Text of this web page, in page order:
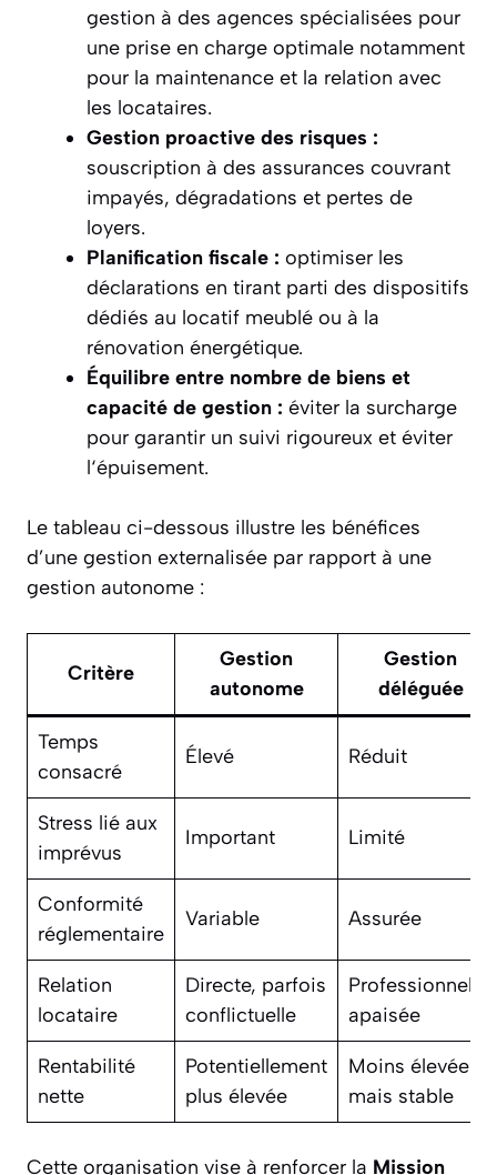
gestion à des agences spécialisées pour
une prise en charge optimale notamment
pour la maintenance et la relation avec
les locataires.
Gestion proactive des risques :
souscription à des assurances couvrant
impayés, dégradations et pertes de
loyers.
Planification fiscale : optimiser les
déclarations en tirant parti des dispositifs
dédiés au locatif meublé ou à la
rénovation énergétique.
Équilibre entre nombre de biens et
capacité de gestion : éviter la surcharge
pour garantir un suivi rigoureux et éviter
l‘épuisement.
Le tableau ci-dessous illustre les bénéfices
d’une gestion externalisée par rapport à une
gestion autonome :
Critère
Gestion
autonome
Gestion
déléguée
Temps
consacré
Élevé Réduit
Stress lié aux
imprévus
Important Limité
Conformité
réglementaire
Variable Assurée
Relation
locataire
Directe, parfois
conflictuelle
Professionnelle,
apaisée
Rentabilité
nette
Potentiellement
plus élevée
Moins élevée
mais stable
Cette organisation vise à renforcer la Mission